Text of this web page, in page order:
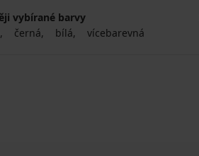
vybírané barvy
černá bílá vícebarevná